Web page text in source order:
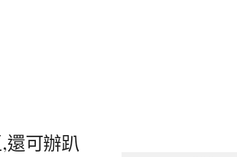
還可辦趴